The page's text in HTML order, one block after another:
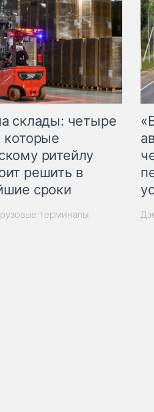
склады: четыре
которые
ритейлу
решить в
сроки
терминалы